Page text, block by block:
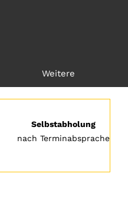
Weitere
Selbstabholung
nach Terminabsprache